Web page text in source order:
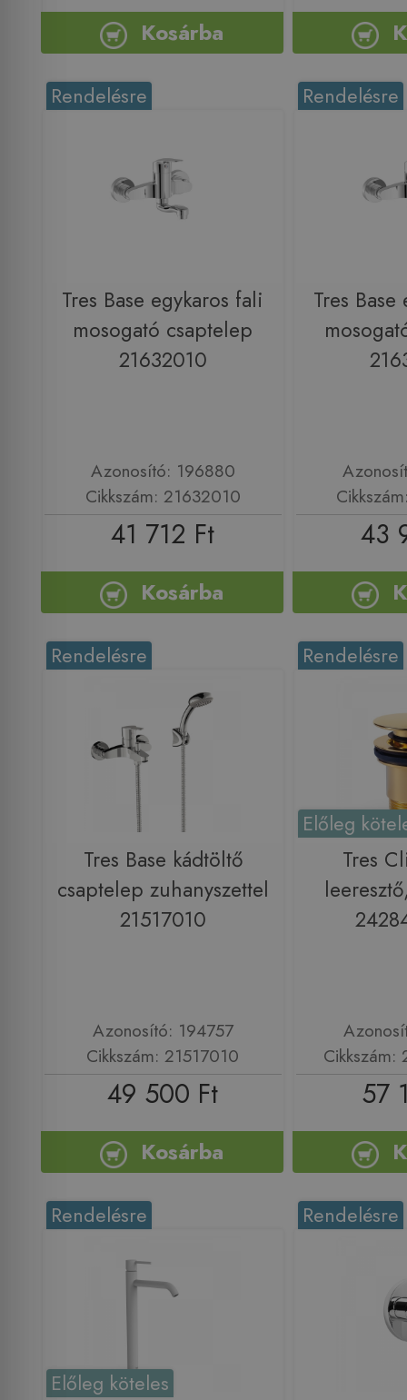
Kosárba
Rendelésre
Tres Base egykaros fali
mosogató csaptelep
21632010
Azonosító: 196880
Cikkszám: 21632010
41 712 Ft
Kosárba
Rendelésre
Tres
43
Rendelésre
Tres Base kádtöltő
csaptelep zuhanyszettel
21517010
Azonosító: 194757
Cikkszám: 21517010
49 500 Ft
Kosárba
Rendelésre
Előleg
Tres
57
Rendelésre
Előleg köteles
Rendelésre